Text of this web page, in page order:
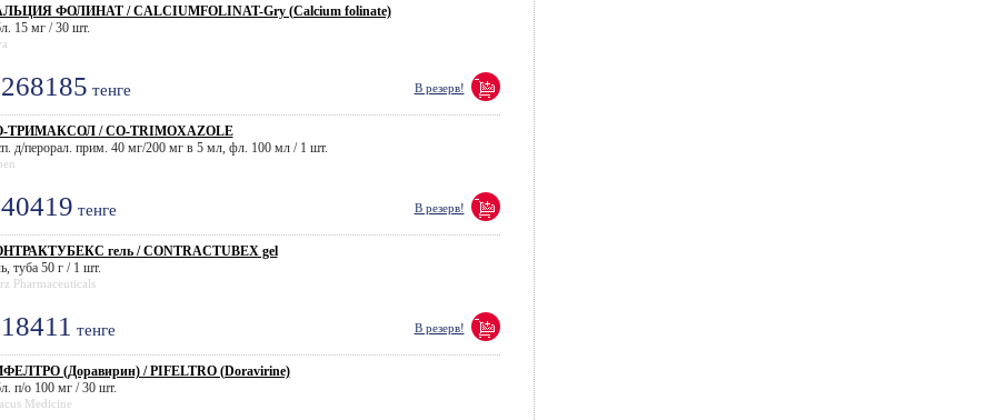
ФОЛИНАТ / CALCIUMFOLINAT-Gry (Calcium folinate)
15 мг / 30 шт.
268185 тенге В резерв!
ТРИМАКСОЛ / CO-TRIMOXAZOLE
д/перорал. прим. 40 мг/200 мг в 5 мл, фл. 100 мл / 1 шт.
40419 тенге В резерв!
гель / CONTRACTUBEX gel
туба 50 г / 1 шт.
Pharmaceuticals
18411 тенге В резерв!
(Доравирин) / PIFELTRO (Doravirine)
п/о 100 мг / 30 шт.
Medicine